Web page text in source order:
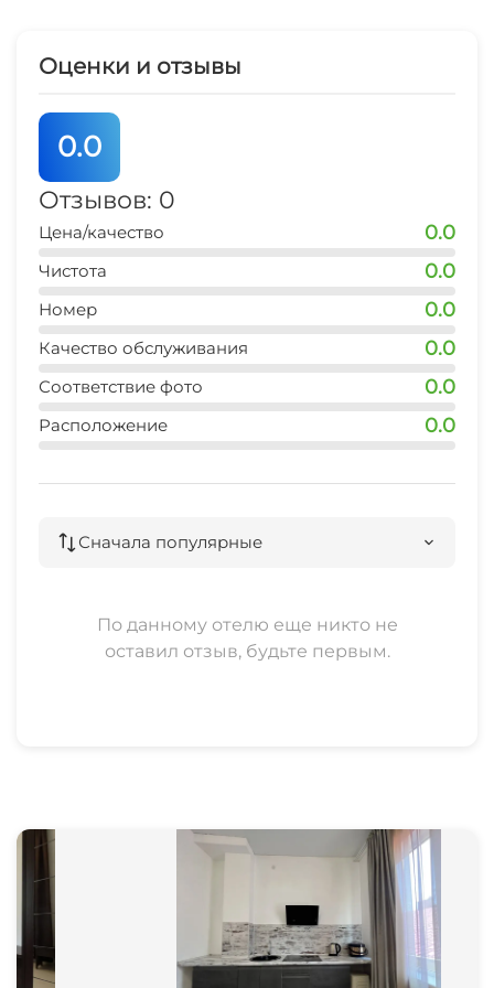
установлены шезлонги. Оборудованы зоны
велосипед (для детей бесплатно). Рядом
бесплатная автостоянка, которой гости могут
воспользоваться. Трансфер с Геленджика
бесплатно, с других городов платно.
Оценки и отзывы
0.0
Отзывов: 0
Цена/качество 0.0
Чистота 0.0
Номер 0.0
Качество обслуживания 0.0
Соответствие фото 0.0
Расположение 0.0
Сначала популярные
По данному отелю еще никто не
оставил отзыв, будьте первым.